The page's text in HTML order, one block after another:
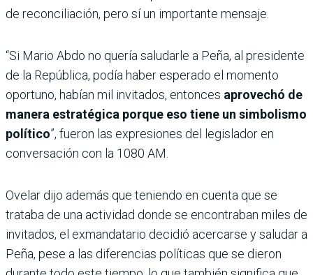
de reconciliación, pero sí un importante mensaje.
“Si Mario Abdo no quería saludarle a Peña, al presidente
de la República, podía haber esperado el momento
oportuno, habían mil invitados, entonces aprovechó de
manera estratégica porque eso tiene un simbolismo
político”, fueron las expresiones del legislador en
conversación con la 1080 AM.
Ovelar dijo además que teniendo en cuenta que se
trataba de una actividad donde se encontraban miles de
invitados, el exmandatario decidió acercarse y saludar a
Peña, pese a las diferencias políticas que se dieron